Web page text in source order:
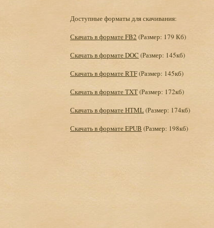
Доступные форматы для скачивания:
Скачать в формате FB2 (Размер: 179 Кб)
Скачать в формате DOC (Размер: 145кб)
Скачать в формате RTF(Размер: 145кб)
Скачать в формате TXT(Размер: 172кб)
Скачать в формате HTML(Размер: 174кб)
Скачать в формате EPUB (Размер: 198кб)